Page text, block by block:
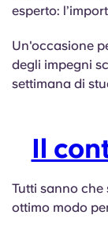
esperto:
Un'occasione
degli impegni
settimana di
Il
Tutti sanno
ottimo modo